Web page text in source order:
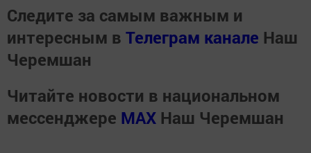
Следите за самым важным и
интересным в Телеграм канале Наш
Черемшан
Читайте новости в национальном
мессенджере MАХ Наш Черемшан